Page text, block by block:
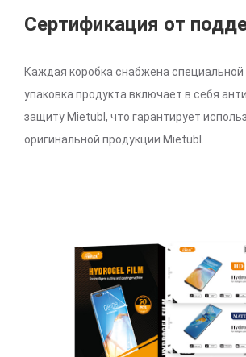
Сертификация от
Каждая коробка снабжена
упаковка продукта включает в себя
защиту Mietubl, что гарантирует
оригинальной продукции Mietubl.